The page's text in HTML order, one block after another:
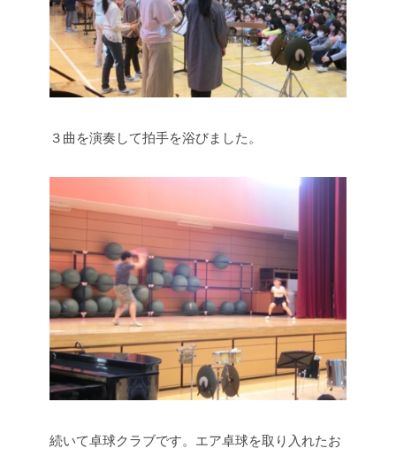
３曲を演奏して拍手を浴びました。
続いて卓球クラブです。エア卓球を取り入れたお